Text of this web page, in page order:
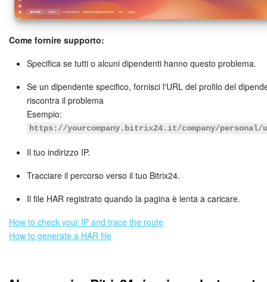
Come fornire supporto:
Specifica se tutti o alcuni dipendenti hanno questo problema.
Se un dipendente specifico, fornisci l'URL del profilo del
riscontra il problema
Esempio:
https://yourcompany.bitrix24.it/company/personal/
Il tuo indirizzo IP.
Tracciare il percorso verso il tuo Bitrix24.
Il file HAR registrato quando la pagina è lenta a caricare.
How to check your IP and trace the route
How to generate a HAR file